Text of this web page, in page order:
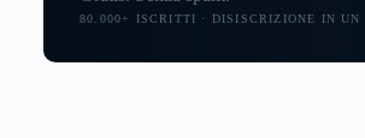
80.000+ ISCRITTI · DISISCRIZIONE IN UN